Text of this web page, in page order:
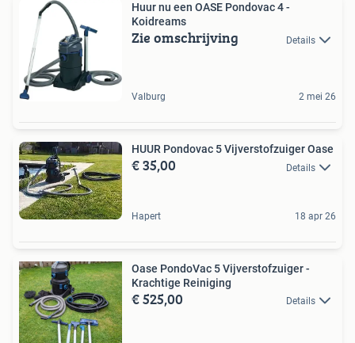
Huur nu een OASE Pondovac 4 -
Koidreams
Zie omschrijving Details
Valburg 2 mei 26
HUUR Pondovac 5 Vijverstofzuiger Oase
€ 35,00 Details
Hapert 18 apr 26
Oase PondoVac 5 Vijverstofzuiger -
Krachtige Reiniging
€ 525,00 Details